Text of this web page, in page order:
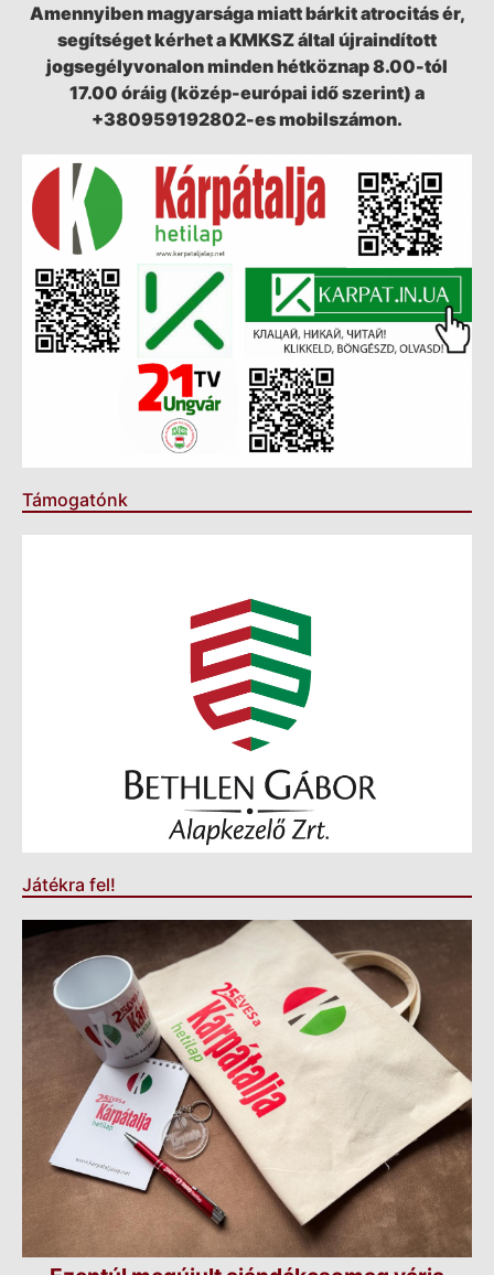
Amennyiben magyarsága miatt bárkit atrocitás ér,
segítséget kérhet a KMKSZ által újraindított
jogsegélyvonalon minden hétköznap 8.00-tól
17.00 óráig (közép-európai idő szerint) a
+380959192802-es mobilszámon.
Támogatónk
Játékra fel!